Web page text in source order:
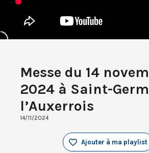
Messe du 14
2024 à Saint-
l’Auxerrois
14/11/2024
Ajouter à ma playlist